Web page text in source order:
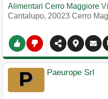
Alimentari Cerro Maggiore
Cantalupo, 20023 Cerro
Paeurope Srl